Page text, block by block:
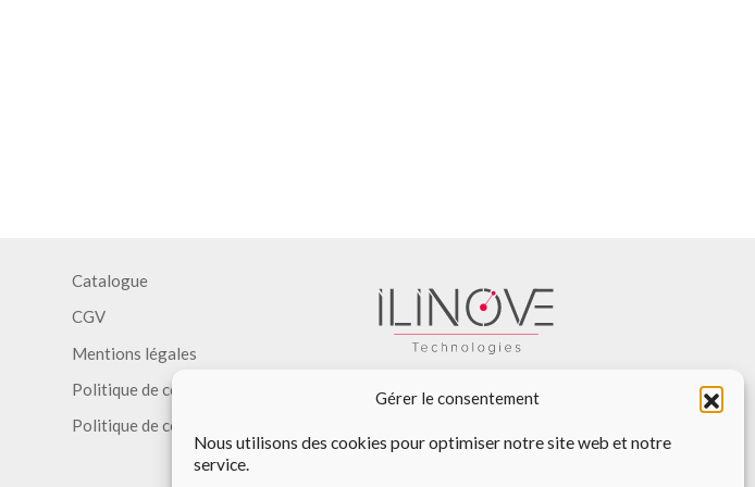
Gérer le consentement
Nous utilisons des cookies pour optimiser notre site web et notre
service.
Catalogue
CGV
Mentions légales
Politique de cookies (EU)
Politique de confidentialité
12, rue du pont
Tel. : (+262) 6 93 62 72 05